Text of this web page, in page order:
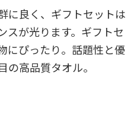
に良く、ギフトセットは
スが光ります。ギフトセ
にぴったり。話題性と優
高品質タオル。